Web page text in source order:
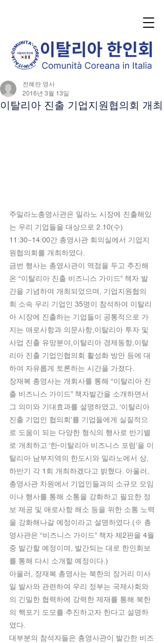
이탈리아 진출 기업지원협의회 개최
전혜란 영사
2016년 3월 13일
주밀라노총영사관은 밀라노 시장에 진출해있
는 우리 기업들을 대상으로 2.10(수)
11:30~14:00간 총영사관 회의실에서 기업지
원협의회를 개최하였다.
금번 행사는 총영사관이 역점을 두고 추진해
온 “이탈리아 진출 비즈니스 가이드” 책자 발
간을 기념하여 개최되었으며, 기업지원협의
회 소속 우리 기업인 35명이 참석하여 이탈리
아 시장에 진출하는 기업들이 공통적으로 가
지는 애로사항과 의문사항,이탈리아 투자 및
사업 진출 유망분야,이탈리아 경제동향,이탈
리아 진출 기업인협의회 활성화 방안 등에 대
하여 자유롭게 토론하는 시간을 가졌다.
장재복 총영사는 개회사를 통해 “이탈리아 진
출 비즈니스 가이드” 책자발간을 소개하면서
그 의미와 기대효과를 설명하였고, ‘이탈리아
진출 기업인 협의회’를 기업들에게 실질적으
로 도움이 되는 다양한 형식의 행사로 반기별
로 개최하고 ‘한-이탈리아 비즈니스 포럼’을 이
탈리아 남부지역의 한도시와 밀라노에서 상,
하반기 각 1회 개최하겠다고 밝혔다. 아울러,
총영사관 차원에서 기업인들과의 소규모 모임
이나 행사를 통해 소통을 강화하고 필요한 정
보 제공 및 애로사항 해소 등을 위한 소통 노력
을 강화해나갈 예정이라고 설명하였다.(※ 총
영사관은 “비즈니스 가이드” 책자 제2판을 4월
중 발간할 예정이며, 발간되는 대로 한인회보
를 통해 다시 소개할 예정이다.)
아울러, 장재복 총영사는 북한의 장거리 미사
일 발사와 관련하여 우리 정부는 국제사회와
의 긴밀한 협력하에 강력한 제재를 통해 북한
의 핵포기 도모를 추진하고자 한다고 설명하
였다.
대부분의 참석자들은 총영사관이 발간한 비즈